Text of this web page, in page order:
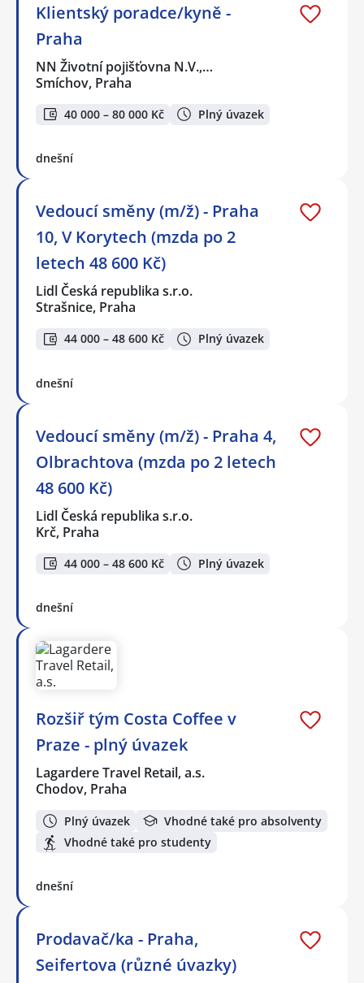
Klientský poradce/kyně -
Praha
NN Životní pojišťovna N.V.,…
Smíchov, Praha
40 000 – 80 000 Kč Plný úvazek
dnešní
Vedoucí směny (m/ž) - Praha
10, V Korytech (mzda po 2
letech 48 600 Kč)
Lidl Česká republika s.r.o.
Strašnice, Praha
44 000 – 48 600 Kč Plný úvazek
dnešní
Vedoucí směny (m/ž) - Praha 4,
Olbrachtova (mzda po 2 letech
48 600 Kč)
Lidl Česká republika s.r.o.
Krč, Praha
44 000 – 48 600 Kč Plný úvazek
dnešní
Rozšiř tým Costa Coffee v
Praze - plný úvazek
Lagardere Travel Retail, a.s.
Chodov, Praha
Plný úvazek
Vhodné také pro absolventy
Vhodné také pro studenty
dnešní
Prodavač/ka - Praha,
Seifertova (různé úvazky)